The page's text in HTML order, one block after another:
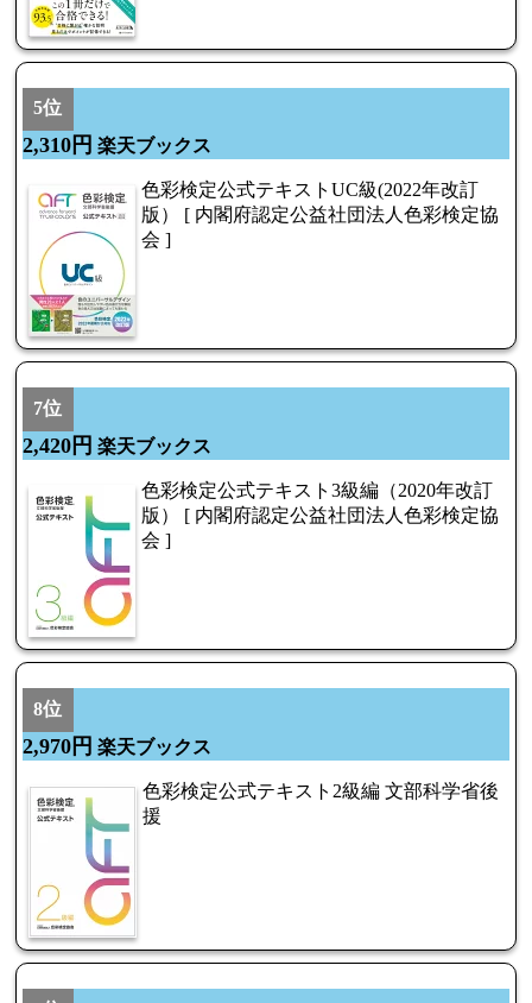
5位
2,310円 楽天ブックス
色彩検定公式テキストUC級(2022年改訂
版） [ 内閣府認定公益社団法人色彩検定協
会 ]
7位
2,420円 楽天ブックス
色彩検定公式テキスト3級編（2020年改訂
版） [ 内閣府認定公益社団法人色彩検定協
会 ]
8位
2,970円 楽天ブックス
色彩検定公式テキスト2級編 文部科学省後
援